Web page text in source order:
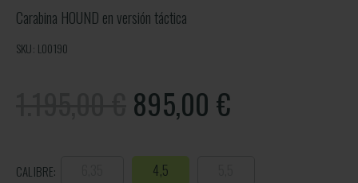
Carabina HOUND en versión táctica
SKU: L00190
895,00 €
CALIBRE: 4,5